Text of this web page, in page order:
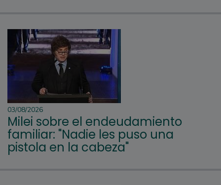
03/08/2026
Milei sobre el endeudamiento
familiar: "Nadie les puso una
pistola en la cabeza"